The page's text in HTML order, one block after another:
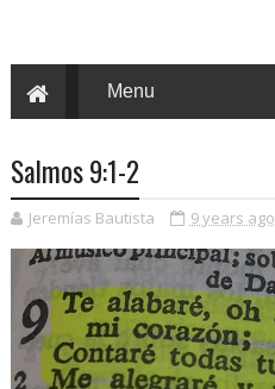
Salmos 9:1-2
Jeremías Bautista 9 years ago